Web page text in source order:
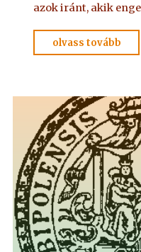
azok iránt, akik
olvass tovább
a
4."